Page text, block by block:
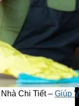
Nhà Chi Tiết – Giúp